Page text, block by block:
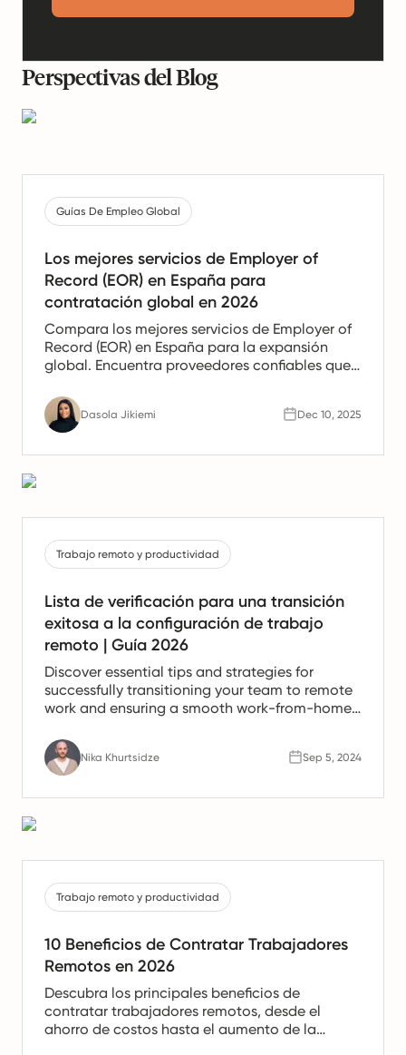
Perspectivas del Blog
Guías De Empleo Global
Los mejores servicios de Employer of
Record (EOR) en España para
contratación global en 2026
Compara los mejores servicios de Employer of
Record (EOR) en España para la expansión
global. Encuentra proveedores confiables que
y cumplimiento para equipos españoles.
Dasola Jikiemi Dec 10, 2025
Trabajo remoto y productividad
Lista de verificación para una transición
exitosa a la configuración de trabajo
remoto | Guía 2026
Discover essential tips and strategies for
successfully transitioning your team to remote
work and ensuring a smooth work-from-home
Nika Khurtsidze Sep 5, 2024
Trabajo remoto y productividad
10 Beneficios de Contratar Trabajadores
Remotos en 2026
Descubra los principales beneficios de
contratar trabajadores remotos, desde el
ahorro de costos hasta el aumento de la